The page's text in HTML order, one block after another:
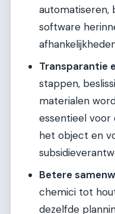
automatiseren,
software
Transparantie
stappen,
materialen
essentieel voor
het object en
Betere
chemici tot
dezelfde